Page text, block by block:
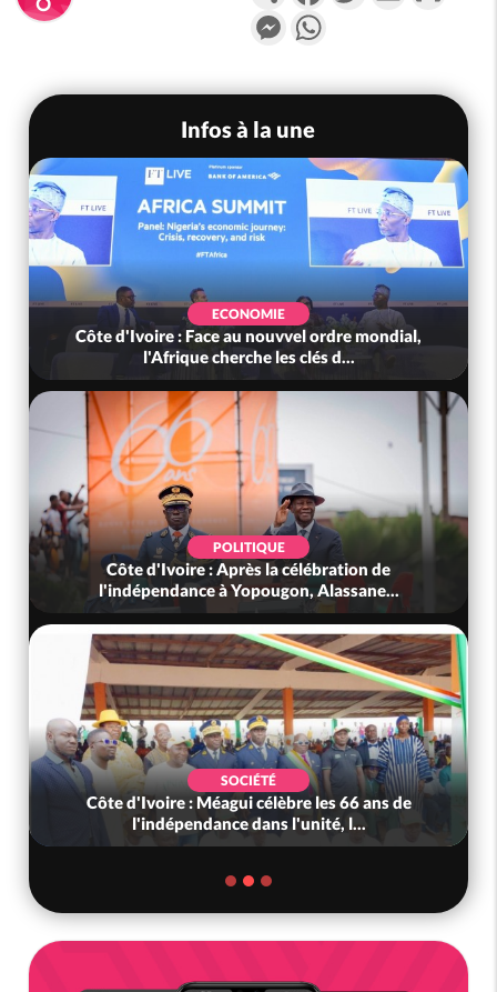
Messenger
Infos à la une
ECONOMIE
Côte d'Ivoire : Face au nouvvel ordre mondial,
l'Afrique cherche les clés d...
POLITIQUE
Côte d'Ivoire : Après la célébration de
l'indépendance à Yopougon, Alassane...
SOCIÉTÉ
Côte d'Ivoire : Méagui célèbre les 66 ans de
l'indépendance dans l'unité, l...